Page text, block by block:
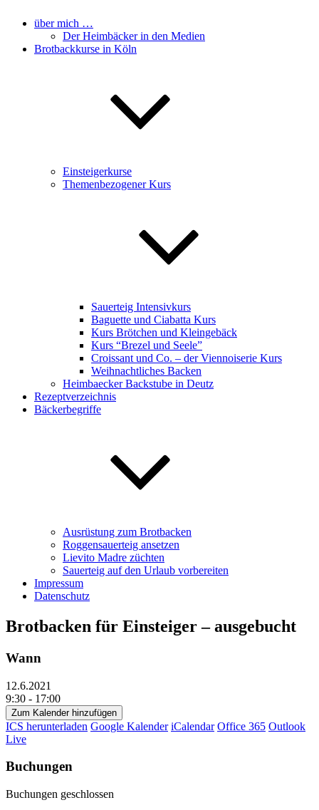
über mich …
Der Heimbäcker in den Medien
Brotbackkurse in Köln
Einsteigerkurse
Themenbezogener Kurs
Sauerteig Intensivkurs
Baguette und Ciabatta Kurs
Kurs Brötchen und Kleingebäck
Kurs “Brezel und Seele”
Croissant und Co. – der Viennoiserie Kurs
Weihnachtliches Backen
Heimbaecker Backstube in Deutz
Rezeptverzeichnis
Bäckerbegriffe
Ausrüstung zum Brotbacken
Roggensauerteig ansetzen
Lievito Madre züchten
Sauerteig auf den Urlaub vorbereiten
Impressum
Datenschutz
Brotbacken für Einsteiger – ausgebucht
Wann
12.6.2021
9:30 - 17:00
Zum Kalender hinzufügen
ICS herunterladen Google Kalender iCalendar Office 365 Outlook
Live
Buchungen
Buchungen geschlossen